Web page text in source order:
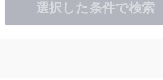
選択した条件で検索